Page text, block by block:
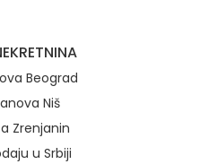
Beograd
Niš
Zrenjanin
u Srbiji